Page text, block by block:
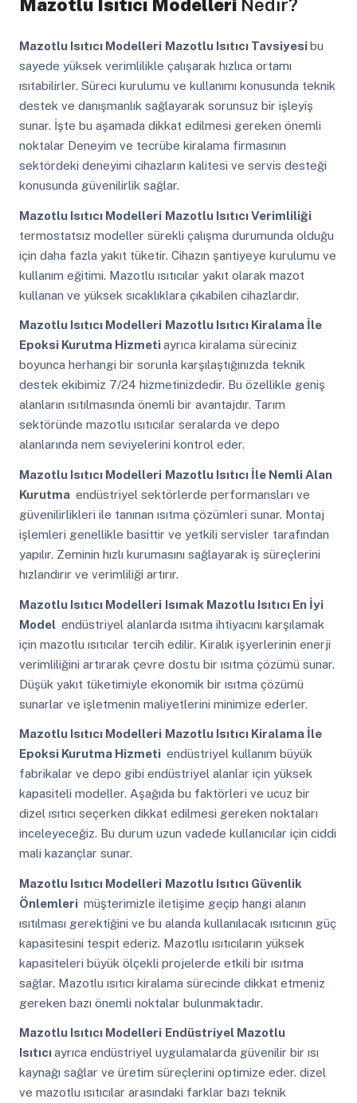
Mazotlu Isıtıcı ModelleriNedir?
Mazotlu Isıtıcı Modelleri Mazotlu Isıtıcı Tavsiyesibu
sayede yüksek verimlilikle çalışarak hızlıca ortamı
ısıtabilirler. Süreci kurulumu ve kullanımı konusunda teknik
destek ve danışmanlık sağlayarak sorunsuz bir işleyiş
sunar. İşte bu aşamada dikkat edilmesi gereken önemli
noktalar Deneyim ve tecrübe kiralama firmasının
sektördeki deneyimi cihazların kalitesi ve servis desteği
konusunda güvenilirlik sağlar.
Mazotlu Isıtıcı Modelleri Mazotlu Isıtıcı Verimliliği
termostatsız modeller sürekli çalışma durumunda olduğu
için daha fazla yakıt tüketir. Cihazın şantiyeye kurulumu ve
kullanım eğitimi. Mazotlu ısıtıcılar yakıt olarak mazot
kullanan ve yüksek sıcaklıklara çıkabilen cihazlardır.
Mazotlu Isıtıcı Modelleri Mazotlu Isıtıcı Kiralama İle
Epoksi Kurutma Hizmetiayrıca kiralama süreciniz
boyunca herhangi bir sorunla karşılaştığınızda teknik
destek ekibimiz 7/24 hizmetinizdedir. Bu özellikle geniş
alanların ısıtılmasında önemli bir avantajdır. Tarım
sektöründe mazotlu ısıtıcılar seralarda ve depo
alanlarında nem seviyelerini kontrol eder.
Mazotlu Isıtıcı Modelleri Mazotlu Isıtıcı İle Nemli Alan
Kurutma endüstriyel sektörlerde performansları ve
güvenilirlikleri ile tanınan ısıtma çözümleri sunar. Montaj
işlemleri genellikle basittir ve yetkili servisler tarafından
yapılır. Zeminin hızlı kurumasını sağlayarak iş süreçlerini
hızlandırır ve verimliliği artırır.
Mazotlu Isıtıcı Modelleri Isımak Mazotlu Isıtıcı En İyi
Model endüstriyel alanlarda ısıtma ihtiyacını karşılamak
için mazotlu ısıtıcılar tercih edilir. Kiralık işyerlerinin enerji
verimliliğini artırarak çevre dostu bir ısıtma çözümü sunar.
Düşük yakıt tüketimiyle ekonomik bir ısıtma çözümü
sunarlar ve işletmenin maliyetlerini minimize ederler.
Mazotlu Isıtıcı Modelleri Mazotlu Isıtıcı Kiralama İle
Epoksi Kurutma Hizmeti endüstriyel kullanım büyük
fabrikalar ve depo gibi endüstriyel alanlar için yüksek
kapasiteli modeller. Aşağıda bu faktörleri ve ucuz bir
dizel ısıtıcı seçerken dikkat edilmesi gereken noktaları
inceleyeceğiz. Bu durum uzun vadede kullanıcılar için ciddi
mali kazançlar sunar.
Mazotlu Isıtıcı Modelleri Mazotlu Isıtıcı Güvenlik
Önlemleri müşterimizle iletişime geçip hangi alanın
ısıtılması gerektiğini ve bu alanda kullanılacak ısıtıcının güç
kapasitesini tespit ederiz. Mazotlu ısıtıcıların yüksek
kapasiteleri büyük ölçekli projelerde etkili bir ısıtma
sağlar. Mazotlu ısıtıcı kiralama sürecinde dikkat etmeniz
gereken bazı önemli noktalar bulunmaktadır.
Mazotlu Isıtıcı Modelleri Endüstriyel Mazotlu
Isıtıcıayrıca endüstriyel uygulamalarda güvenilir bir ısı
kaynağı sağlar ve üretim süreçlerini optimize eder. dizel
ve mazotlu ısıtıcılar arasındaki farklar bazı teknik